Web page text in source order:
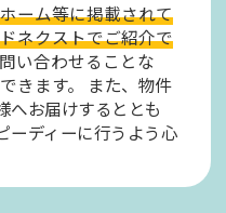
ーム等に掲載されて
ネクストでご紹介で
い合わせることな
きます。
また、物件
へお届けするととも
ーディーに行うよう心